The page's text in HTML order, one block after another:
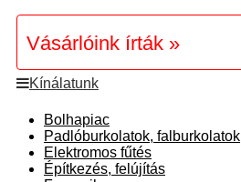
Vásárlóink írták »
Kínálatunk
Bolhapiac
Padlóburkolatok, falburkolatok
Elektromos fűtés
Építkezés, felújítás